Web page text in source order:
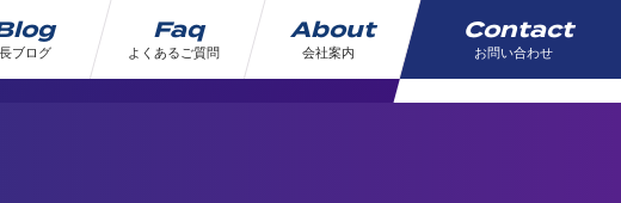
ブログ
Faq
よくあるご質問
About
会社案内
Contact
お問い合わせ